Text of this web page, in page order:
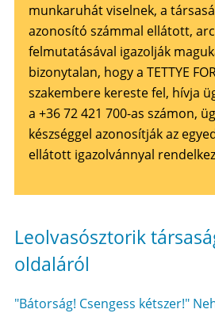
munkaruhát viselnek, a
azonosító számmal ellátott,
felmutatásával igazolják
bizonytalan, hogy a TETTYE
szakembere kereste fel, hívja
a +36 72 421 700-as számon,
készséggel azonosítják az
ellátott igazolvánnyal
Leolvasósztorik
oldaláról
"Bátorság! Csengess kétszer!"